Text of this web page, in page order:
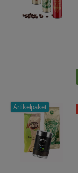
Artikelpaket